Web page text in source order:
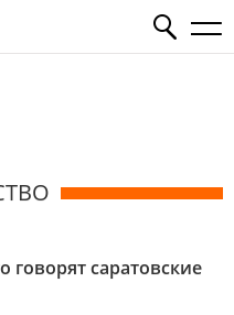
говорят саратовские